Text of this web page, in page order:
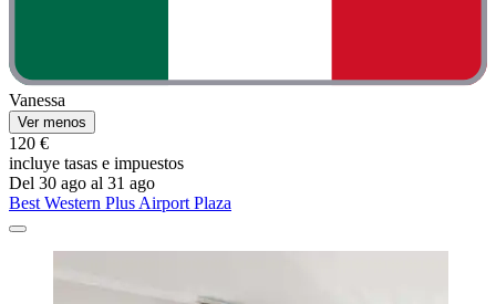
Vanessa
Ver menos
120 €
incluye tasas e impuestos
Del 30 ago al 31 ago
Best Western Plus Airport Plaza